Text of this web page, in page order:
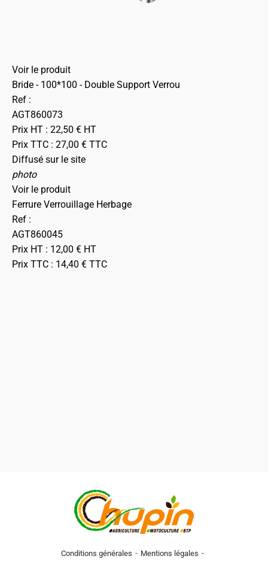
Voir le produit
Bride - 100*100 - Double Support Verrou
Ref :
AGT860073
Prix HT : 22,50 € HT
Prix TTC : 27,00 € TTC
Diffusé sur le site
photo
Voir le produit
Ferrure Verrouillage Herbage
Ref :
AGT860045
Prix HT : 12,00 € HT
Prix TTC : 14,40 € TTC
Conditions générales - Mentions légales -